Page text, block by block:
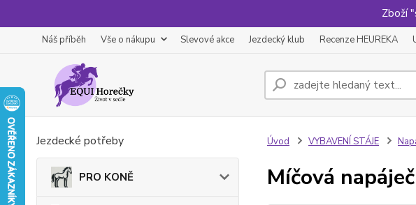
Zboží
Náš příběh Vše o nákupu Slevové akce Jezdecký klub Recenze HEUREKA
Jezdecké potřeby
PRO KONĚ
Úvod VYBAVENÍ STÁJE
Míčová